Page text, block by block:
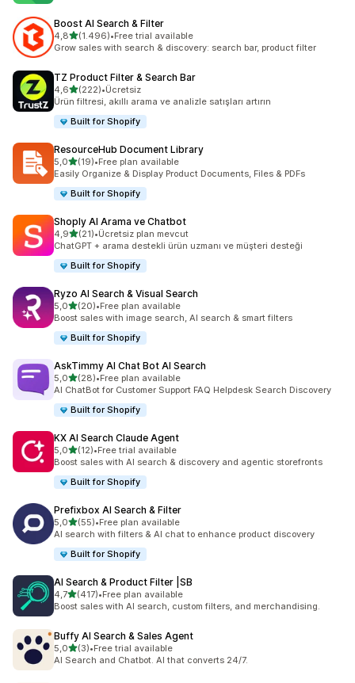
Boost AI Search & Filter
4,85 yıldız üzerinden
(1.496)
toplam 1496 değerlendirme
•Free trial available
Grow sales with search & discovery: search bar, product filter
TZ Product Filter & Search Bar
4,65 yıldız üzerinden
(222)
toplam 222 değerlendirme
•Ücretsiz
Ürün filtresi, akıllı arama ve analizle satışları artırın
Built for Shopify
ResourceHub Document Library
5,05 yıldız üzerinden
(19)
toplam 19 değerlendirme
•Free plan available
Easily Organize & Display Product Documents, Files & PDFs
Built for Shopify
Shoply AI Arama ve Chatbot
4,95 yıldız üzerinden
(21)
toplam 21 değerlendirme
•Ücretsiz plan mevcut
ChatGPT + arama destekli ürün uzmanı ve müşteri desteği
Built for Shopify
Ryzo AI Search & Visual Search
5,05 yıldız üzerinden
(20)
toplam 20 değerlendirme
•Free plan available
Boost sales with image search, AI search & smart filters
Built for Shopify
AskTimmy AI Chat Bot AI Search
5,05 yıldız üzerinden
(28)
toplam 28 değerlendirme
•Free plan available
AI ChatBot for Customer Support FAQ Helpdesk Search Discovery
Built for Shopify
KX AI Search Claude Agent
5,05 yıldız üzerinden
(12)
toplam 12 değerlendirme
•Free trial available
Boost sales with AI search & discovery and agentic storefronts
Built for Shopify
Prefixbox AI Search & Filter
5,05 yıldız üzerinden
(55)
toplam 55 değerlendirme
•Free plan available
AI search with filters & AI chat to enhance product discovery
Built for Shopify
AI Search & Product Filter |SB
4,75 yıldız üzerinden
(417)
toplam 417 değerlendirme
•Free plan available
Boost sales with AI search, custom filters, and merchandising.
Buffy AI Search & Sales Agent
5,05 yıldız üzerinden
(3)
toplam 3 değerlendirme
•Free trial available
AI Search and Chatbot. AI that converts 24/7.